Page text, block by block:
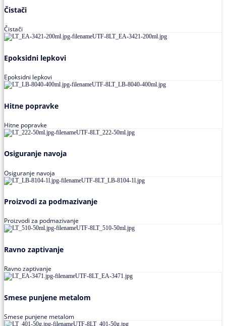
Čistači
Čistači
Epoksidni lepkovi
Epoksidni lepkovi
Hitne popravke
Hitne popravke
Osiguranje navoja
Osiguranje navoja
Proizvodi za podmazivanje
Proizvodi za podmazivanje
Ravno zaptivanje
Ravno zaptivanje
Smese punjene metalom
Smese punjene metalom